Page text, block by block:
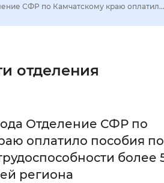
отображения
Увеличенный
С засечками
между буквами
СФР по Камчатскому краю оплатил...
отделения
Отделение СФР по
оплатило пособия по
более
региона